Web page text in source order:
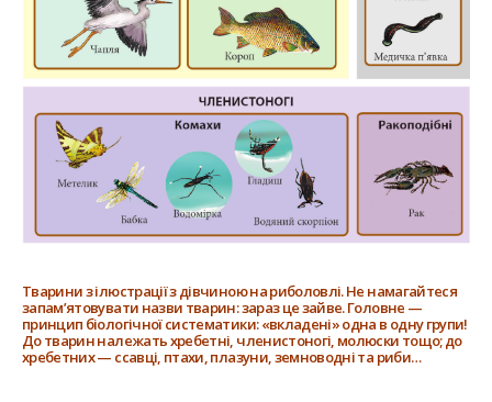
Тварини з ілюстрації з дівчиною на риболовлі. Не намагайтеся
запам’ятовувати назви тварин: зараз це зайве. Головне —
принцип біологічної систематики: «вкладені» одна в одну групи!
До тварин належать хребетні, членистоногі, молюски тощо; до
хребетних — ссавці, птахи, плазуни, земноводні та риби…